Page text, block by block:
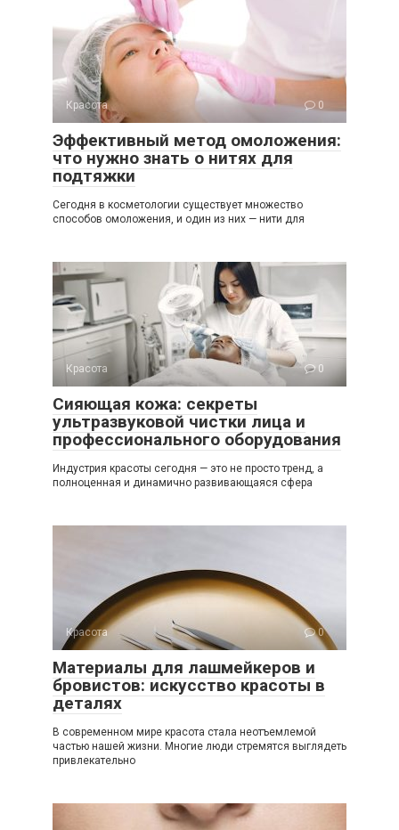
Красота 0
Эффективный метод омоложения:
что нужно знать о нитях для
подтяжки
Сегодня в косметологии существует множество
способов омоложения, и один из них — нити для
Красота 0
Сияющая кожа: секреты
ультразвуковой чистки лица и
профессионального оборудования
Индустрия красоты сегодня — это не просто тренд, а
полноценная и динамично развивающаяся сфера
Красота 0
Материалы для лашмейкеров и
бровистов: искусство красоты в
деталях
В современном мире красота стала неотъемлемой
частью нашей жизни. Многие люди стремятся выглядеть
привлекательно